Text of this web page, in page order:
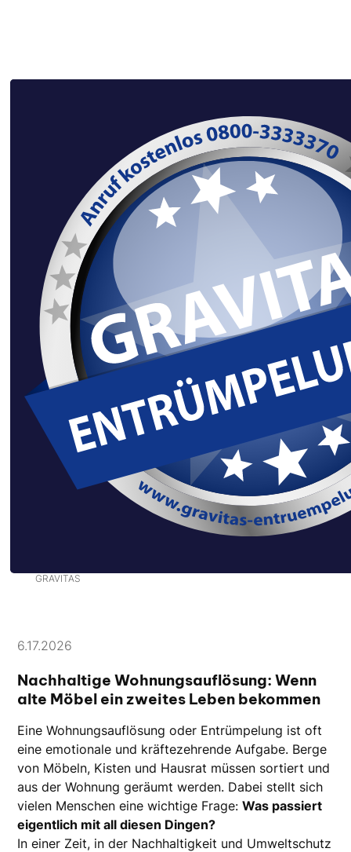
Nachhaltige
Wohnungsauflösung: Wenn
alte Möbel ein zweites
Leben bekommen.
Wir sind der festen Überzeugung, dass gut erhaltene
Möbel und funktionsfähiger Hausrat nicht auf den
Sperrmüll gehören. Ein zentraler Baustein unserer
Philosophie ist daher die konsequente
Weiterverwertung.
Haushaltsauflösung / Entrümpelung
GRAVITAS
6.17.2026
Nachhaltige Wohnungsauflösung: Wenn
alte Möbel ein zweites Leben bekommen
Eine Wohnungsauflösung oder Entrümpelung ist oft
eine emotionale und kräftezehrende Aufgabe. Berge
von Möbeln, Kisten und Hausrat müssen sortiert und
aus der Wohnung geräumt werden. Dabei stellt sich
vielen Menschen eine wichtige Frage:Was passiert
eigentlich mit all diesen Dingen?
In einer Zeit, in der Nachhaltigkeit und Umweltschutz